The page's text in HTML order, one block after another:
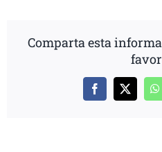
Comparta esta
Facebook
X